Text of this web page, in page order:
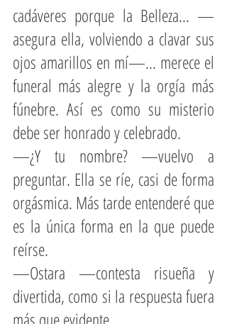
cadáveres porque la Belleza... —
asegura ella, volviendo a clavar sus
ojos amarillos en mí—... merece el
funeral más alegre y la orgía más
fúnebre. Así es como su misterio
debe ser honrado y celebrado.
—¿Y tu nombre? —vuelvo a
preguntar. Ella se ríe, casi de forma
orgásmica. Más tarde entenderé que
es la única forma en la que puede
reírse.
—Ostara —contesta risueña y
divertida, como si la respuesta fuera